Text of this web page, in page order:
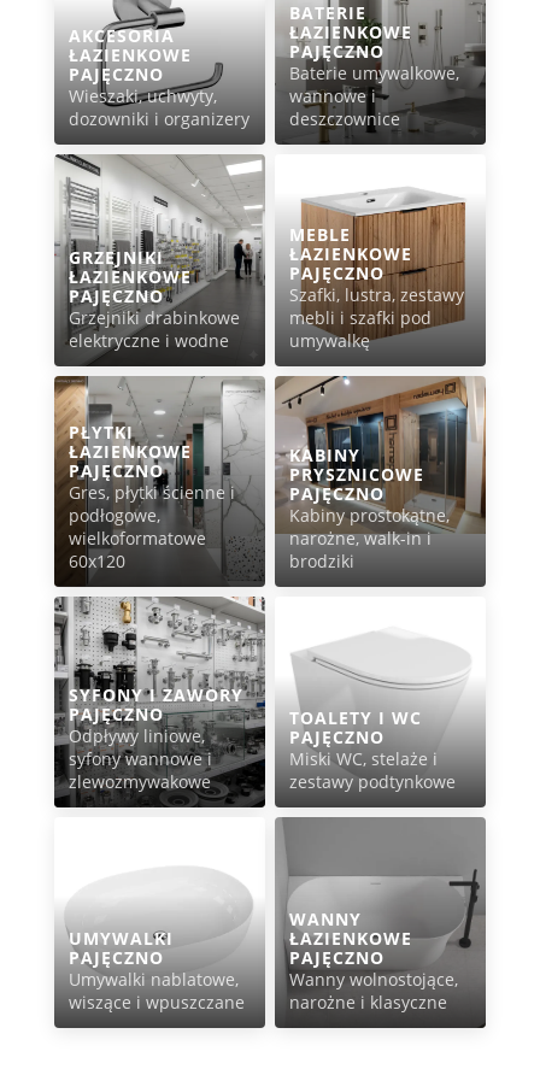
AKCESORIA
ŁAZIENKOWE
PAJĘCZNO
Wieszaki, uchwyty,
dozowniki i organizery
BATERIE
ŁAZIENKOWE
PAJĘCZNO
Baterie umywalkowe,
wannowe i
deszczownice
GRZEJNIKI
ŁAZIENKOWE
PAJĘCZNO
Grzejniki drabinkowe
elektryczne i wodne
MEBLE
ŁAZIENKOWE
PAJĘCZNO
Szafki, lustra, zestawy
mebli i szafki pod
umywalkę
PŁYTKI
ŁAZIENKOWE
PAJĘCZNO
Gres, płytki ścienne i
podłogowe,
wielkoformatowe
60x120
KABINY
PRYSZNICOWE
PAJĘCZNO
Kabiny prostokątne,
narożne, walk-in i
brodziki
SYFONY I ZAWORY
PAJĘCZNO
Odpływy liniowe,
syfony wannowe i
zlewozmywakowe
TOALETY I WC
PAJĘCZNO
Miski WC, stelaże i
zestawy podtynkowe
UMYWALKI
PAJĘCZNO
Umywalki nablatowe,
wiszące i wpuszczane
WANNY
ŁAZIENKOWE
PAJĘCZNO
Wanny wolnostojące,
narożne i klasyczne